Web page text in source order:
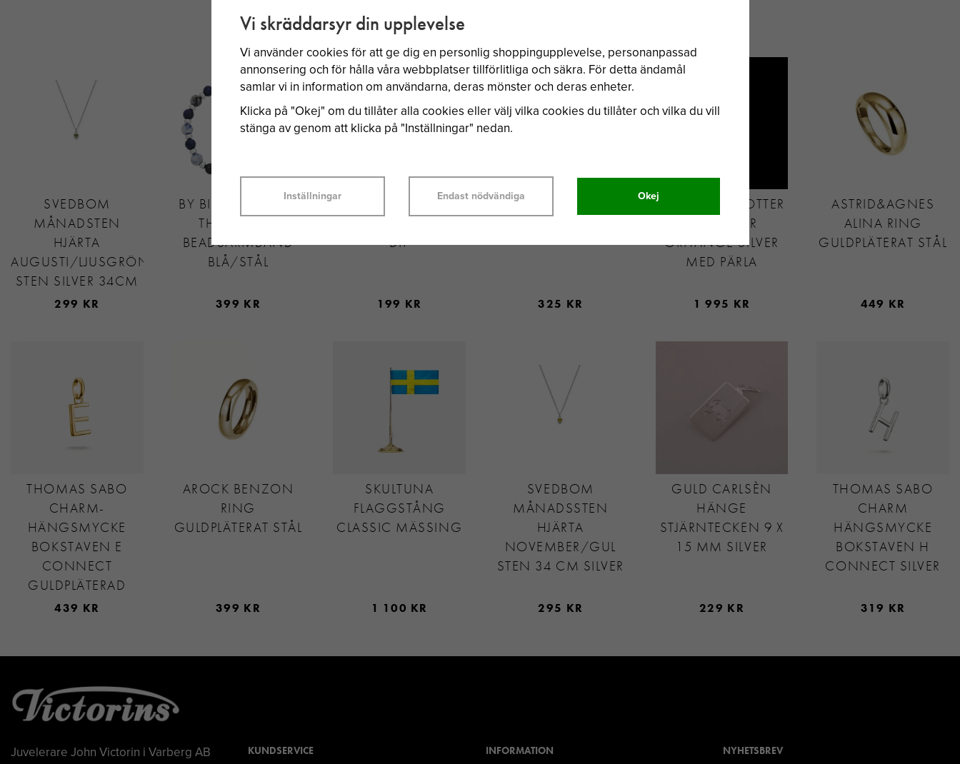
BÄSTSÄLJARE
SVEDBOM
MÅNADSTEN
HJÄRTA
AUGUSTI/LJUSGRÖN
STEN SILVER 34CM
299 KR
BY BILLGREN SAVE
THE OCEAN
BEADSARMBAND
BLÅ/STÅL
399 KR
CONNOISSEURS
DIP
199 KR 325 KR
MARIA NILSDOTTER
PEARL TEAR
ÖRHÄNGE SILVER
MED PÄRLA
1 995 KR
ASTRID&AGNES
ALINA RING
GULDPLÄTERAT STÅL
449 KR
THOMAS SABO
CHARM-
HÄNGSMYCKE
BOKSTAVEN E
CONNECT
GULDPLÄTERAD
439 KR
AROCK BENZON
RING
GULDPLÄTERAT STÅL
399 KR
SKULTUNA
FLAGGSTÅNG
CLASSIC MÄSSING
1 100 KR
SVEDBOM
MÅNADSSTEN
HJÄRTA
NOVEMBER/GUL
STEN 34 CM SILVER
295 KR
GULD CARLSÈN
HÄNGE
STJÄRNTECKEN 9 X
15 MM SILVER
229 KR
THOMAS SABO
CHARM
HÄNGSMYCKE
BOKSTAVEN H
CONNECT SILVER
319 KR
Juvelerare John Victorin i Varberg AB
KUNDSERVICE INFORMATION NYHETSBREV
Vi skräddarsyr din upplevelse
Vi använder cookies för att ge dig en personlig shoppingupplevelse, personanpassad
annonsering och för hålla våra webbplatser tillförlitliga och säkra. För detta ändamål
samlar vi in information om användarna, deras mönster och deras enheter.
Klicka på "Okej" om du tillåter alla cookies eller välj vilka cookies du tillåter och vilka du vill
stänga av genom att klicka på "Inställningar" nedan.
Inställningar Endast nödvändiga Okej